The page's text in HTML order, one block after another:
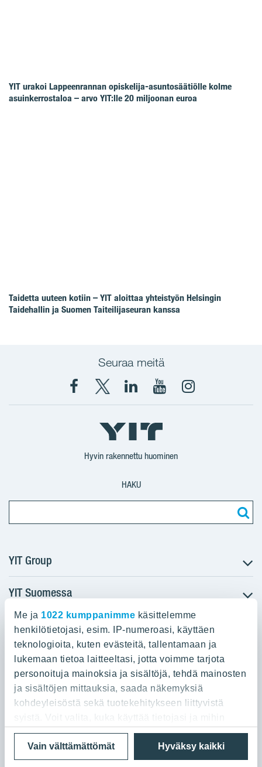
Me ja 1022 kumppanimme käsittelemme
henkilötietojasi, esim. IP-numeroasi, käyttäen
teknologioita, kuten evästeitä, tallentamaan ja
lukemaan tietoa laitteeltasi, jotta voimme tarjota
personoituja mainoksia ja sisältöjä, tehdä mainosten
ja sisältöjen mittauksia, saada näkemyksiä
kohdeyleisöstä sekä tuotekehitykseen liittyvistä
syistä. Voit valita, kuka käyttää tietojasi ja mihin
tarkoituksiin.
Jos sallit, haluamme myös tehdä seuraavia:
Hyväksy kaikki
Vain välttämättömät
YIT urakoi Lappeenrannan opiskelija-asuntosäätiölle kolme
asuinkerrostaloa – arvo YIT:lle 20 miljoonan euroa
Taidetta uuteen kotiin – YIT aloittaa yhteistyön Helsingin
Taidehallin ja Suomen Taiteilijaseuran kanssa
Seuraa meitä
Facebook
X
YIT
Suomi
YIT
Corporation
YIT
Corporation
Instagram
Hyvin rakennettu huominen
HAKU
YIT Group
Tietoa YIT:stä
Töihin meille
Sijoittajat
Projektit
Media
Yhteystiedot
YIT Suomessa
Myytävät asunnot
Vuokrattavat toimitilat
Kiinteistösijoittaminen
Infrarakentaminen
Toimitilarakentaminen
Teollisuusrakentaminen
YIT:n pääkonttori
Panuntie 11, PL 36, 00620 Helsinki
020 433 111
Tietosuoja ja Käyttöehdot Lähetä meille palautetta
Evästeet